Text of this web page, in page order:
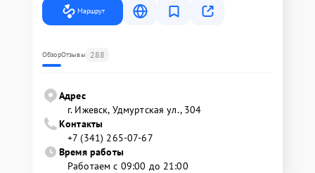
Маршрут
ОбзорОтзывы 288
Адрес
г. Ижевск, Удмуртская ул., 304
Контакты
+7 (341) 265-07-67
Время работы
Работаем с 09:00 до 21:00